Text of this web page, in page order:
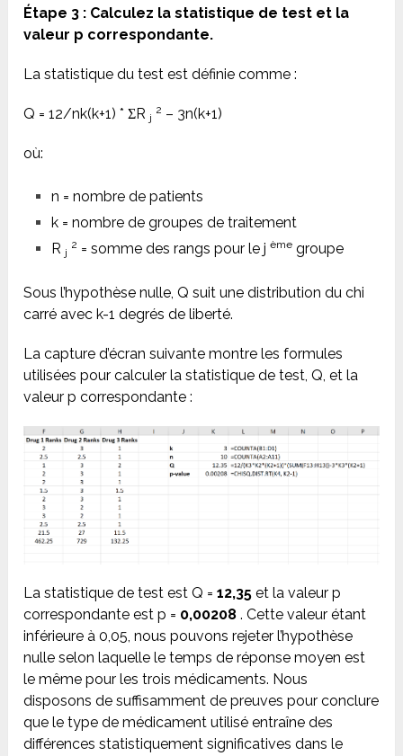
Étape 3 : Calculez la statistique de test et la
valeur p correspondante.
La statistique du test est définie comme :
Q = 12/nk(k+1) * ΣR j
2 – 3n(k+1)
où:
n = nombre de patients
k = nombre de groupes de traitement
R j
2 = somme des rangs pour le j èmegroupe
Sous l’hypothèse nulle, Q suit une distribution du chi
carré avec k-1 degrés de liberté.
La capture d’écran suivante montre les formules
utilisées pour calculer la statistique de test, Q, et la
valeur p correspondante :
La statistique de test est Q =12,35 et la valeur p
correspondante est p = 0,00208 . Cette valeur étant
inférieure à 0,05, nous pouvons rejeter l’hypothèse
nulle selon laquelle le temps de réponse moyen est
le même pour les trois médicaments. Nous
disposons de suffisamment de preuves pour conclure
que le type de médicament utilisé entraîne des
différences statistiquement significatives dans le